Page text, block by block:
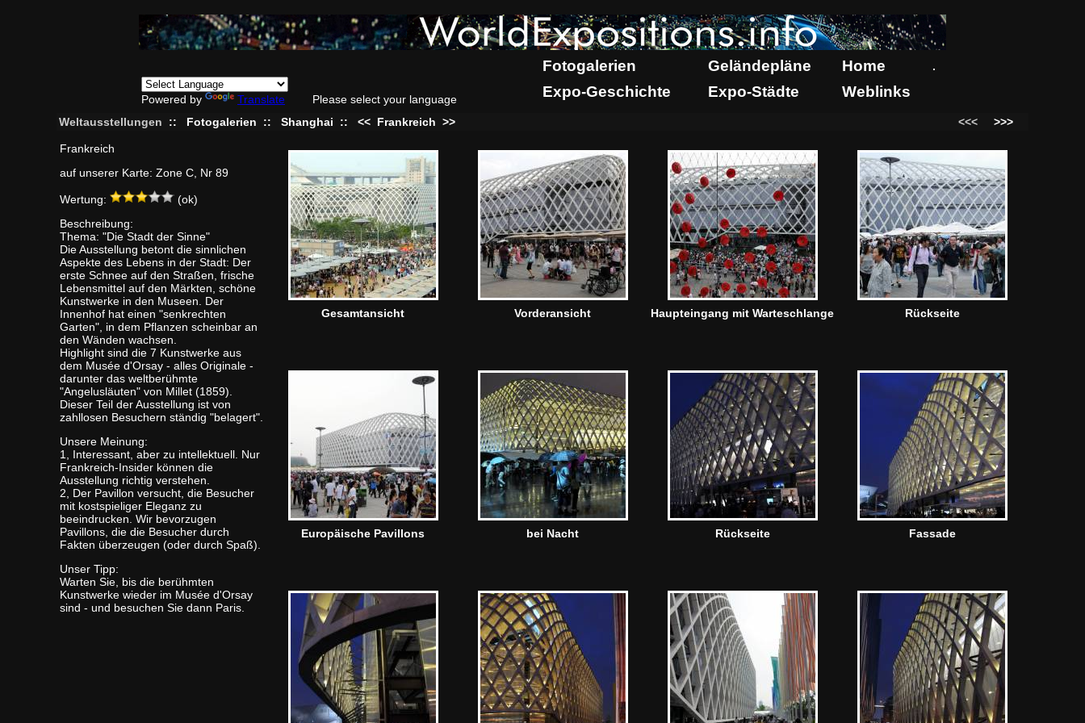
Powered by Translate Please select your language
Fotogalerien Geländepläne Home .
Expo-Geschichte Expo-Städte Weblinks
Weltausstellungen :: Fotogalerien :: Shanghai :: << Frankreich >> <<< >>>
Frankreich
auf unserer Karte: Zone C, Nr 89
Wertung:
(ok)
Beschreibung:
Thema: "Die Stadt der Sinne"
Die Ausstellung betont die sinnlichen
Aspekte des Lebens in der Stadt: Der
erste Schnee auf den Straßen, frische
Lebensmittel auf den Märkten, schöne
Kunstwerke in den Museen. Der
Innenhof hat einen "senkrechten
Garten", in dem Pflanzen scheinbar an
den Wänden wachsen.
Highlight sind die 7 Kunstwerke aus
dem Musée d'Orsay - alles Originale -
darunter das weltberühmte
"Angelusläuten" von Millet (1859).
Dieser Teil der Ausstellung ist von
zahllosen Besuchern ständig "belagert".
Unsere Meinung:
1, Interessant, aber zu intellektuell. Nur
Frankreich-Insider können die
Ausstellung richtig verstehen.
2, Der Pavillon versucht, die Besucher
mit kostspieliger Eleganz zu
beeindrucken. Wir bevorzugen
Pavillons, die die Besucher durch
Fakten überzeugen (oder durch Spaß).
Unser Tipp:
Warten Sie, bis die berühmten
Kunstwerke wieder im Musée d'Orsay
sind - und besuchen Sie dann Paris.
Gesamtansicht Vorderansicht Haupteingang mit Warteschlange Rückseite
Europäische Pavillons bei Nacht Rückseite Fassade